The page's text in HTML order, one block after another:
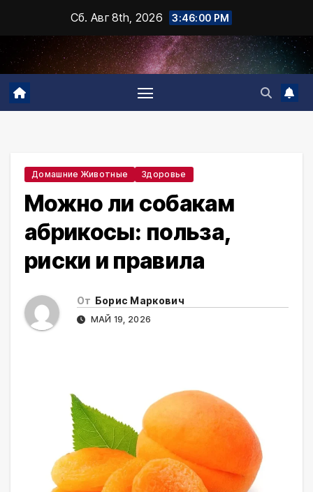
содержимому
Сб. Авг 8th, 2026 3:46:01 PM
Домашние Животные Здоровье
Можно ли собакам
абрикосы: польза,
риски и правила
От Борис Маркович
МАЙ 19, 2026